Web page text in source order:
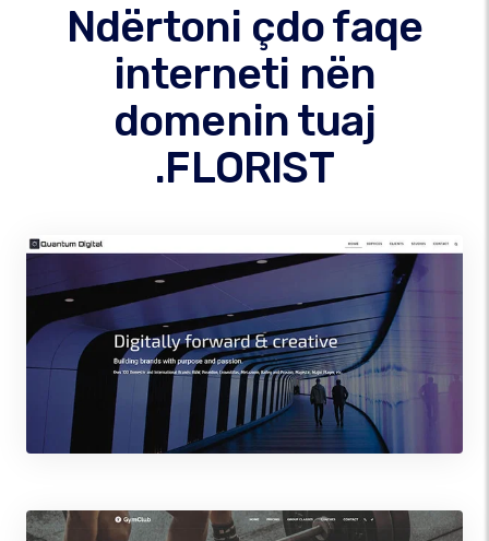
Ndërtoni çdo faqe
interneti nën
domenin tuaj
.FLORIST